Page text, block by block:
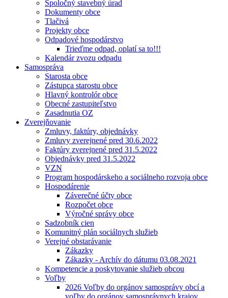
Spoločný stavebný úrad
Dokumenty obce
Tlačivá
Projekty obce
Odpadové hospodárstvo
Trieďme odpad, oplatí sa to!!!
Kalendár zvozu odpadu
Samospráva
Starosta obce
Zástupca starostu obce
Hlavný kontrolór obce
Obecné zastupiteľstvo
Zasadnutia OZ
Zverejňovanie
Zmluvy, faktúry, objednávky
Zmluvy zverejnené pred 30.6.2022
Faktúry zverejnené pred 31.5.2022
Objednávky pred 31.5.2022
VZN
Program hospodárskeho a sociálneho rozvoja obce
Hospodárenie
Záverečné účty obce
Rozpočet obce
Výročné správy obce
Sadzobník cien
Komunitný plán sociálnych služieb
Verejné obstarávanie
Zákazky
Zákazky - Archív do dátumu 03.08.2021
Kompetencie a poskytovanie služieb obcou
Voľby
2026 Voľby do orgánov samosprávy obcí a
voľby do orgánov samosprávnych krajov